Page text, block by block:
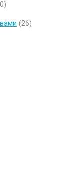
(26)